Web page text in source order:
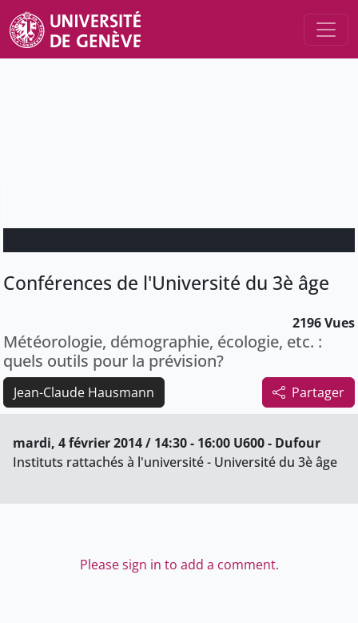
Conférences de l'Université du 3è âge
2196 Vues
Météorologie, démographie, écologie, etc. :
quels outils pour la prévision?
Partager
Jean-Claude Hausmann
mardi, 4 février 2014 / 14:30 - 16:00 U600 - Dufour
Instituts rattachés à l'université - Université du 3è âge
Please sign in to add a comment.